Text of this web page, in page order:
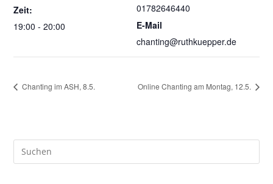
Zeit:
19:00 - 20:00
01782646440
E-Mail
chanting@ruthkuepper.de
Chanting im ASH, 8.5. Online Chanting am Montag, 12.5.